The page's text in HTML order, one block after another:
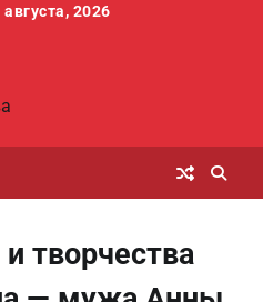
2026
творчества